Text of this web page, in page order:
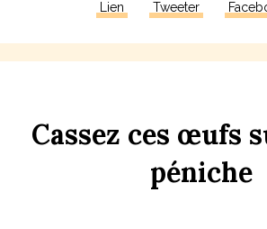
Lien Tweeter
Cassez ces œufs
péniche